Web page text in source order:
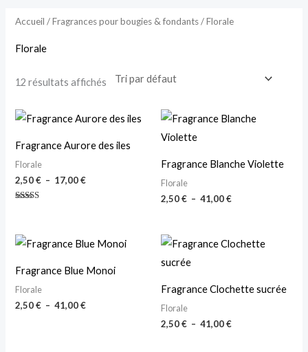
Accueil /Fragrances pour bougies & fondants/ Florale
Florale
12 résultats affichés
Fragrance Aurore des iles
Florale
2,50€ – 17,00€
de
2,50 €
Fragrance Blanche Violette
Florale
2,50€ – 41,00€
Plage
de
à
Fragrance Blue Monoi
Florale
2,50€ – 41,00€
Plage
de
2,50 €
Fragrance Clochette sucrée
Florale
2,50€ – 41,00€
Plage
de
à